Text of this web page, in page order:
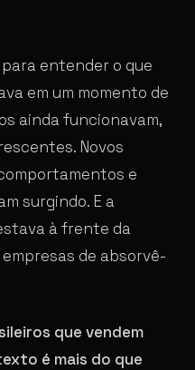
entender o que
em um momento de
ainda funcionavam,
Novos
e
surgindo. E a
à frente da
de absorvê-
que vendem
é mais do que